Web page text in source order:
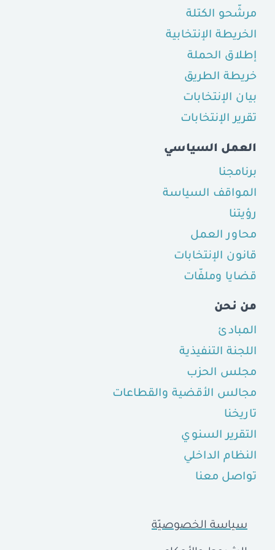
مرشّحو الكتلة
الخريطة الإنتخابية
إطلاق الحملة
خريطة الطريق
بيان الإنتخابات
تقرير الإنتخابات
العمل السياسي
برنامجنا
المواقف السياسة
رؤيتنا
محاور العمل
قانون الإنتخابات
قضايا وملفّات
من نحن
المبادئ
اللجنة التنفيذية
مجلس الحزب
مجالس الأقضية والقطاعات
تاريخنا
التقرير السنوي
النظام الداخلي
تواصل معنا
سياسة الخصوصيّة